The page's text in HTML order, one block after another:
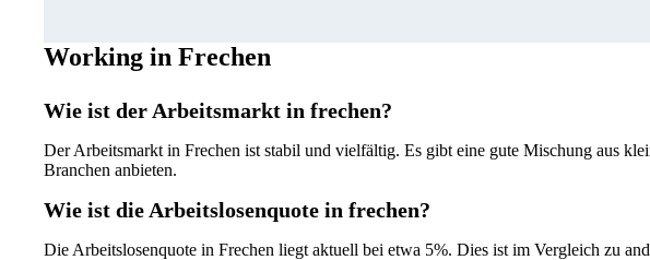
Working in Frechen
Wie ist der Arbeitsmarkt in frechen?
Der Arbeitsmarkt in Frechen ist stabil und vielfältig. Es gibt eine gute Mischung aus
Branchen anbieten.
Wie ist die Arbeitslosenquote in frechen?
Die Arbeitslosenquote in Frechen liegt aktuell bei etwa 5%. Dies ist im Vergleich zu